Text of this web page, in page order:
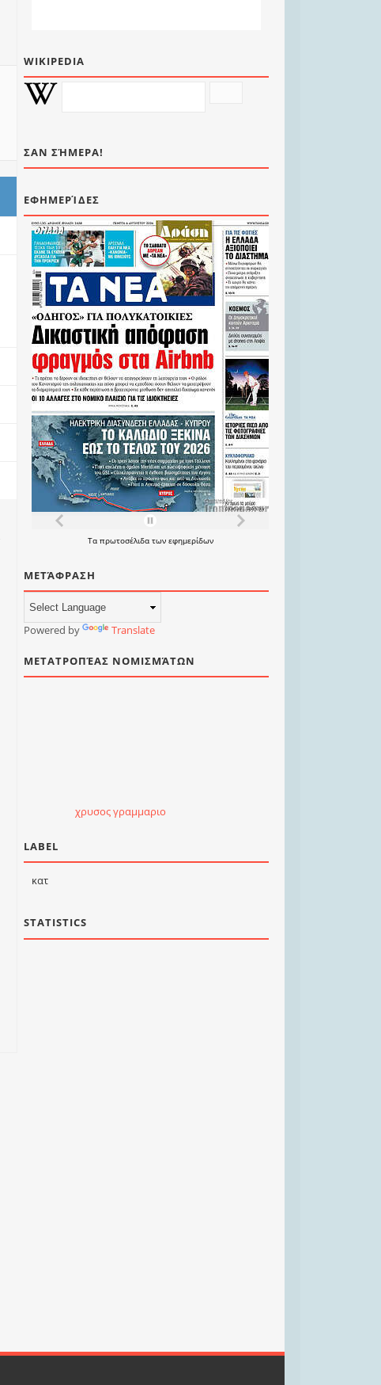
WIKIPEDIA
ΣΑΝ ΣΉΜΕΡΑ!
ΕΦΗΜΕΡΊΔΕΣ
Τα πρωτοσέλιδα των εφημερίδων
ΜΕΤΆΦΡΑΣΗ
Powered by Translate
ΜΕΤΑΤΡΟΠΈΑΣ ΝΟΜΙΣΜΆΤΩΝ
χρυσος γραμμαριο
LABEL
κατ
STATISTICS